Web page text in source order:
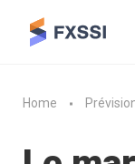
Home